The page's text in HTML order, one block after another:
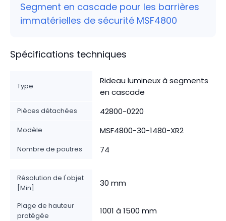
Segment en cascade pour les barrières
immatérielles de sécurité MSF4800
Spécifications techniques
Type
Rideau lumineux à segments
en cascade
Pièces détachées 42800-0220
Modèle MSF4800-30-1480-XR2
Nombre de poutres 74
Résolution de l'objet
[Min]
30 mm
Plage de hauteur
protégée
1001 à 1500 mm